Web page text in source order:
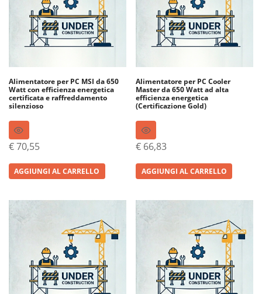
Alimentatore per PC MSI da 650
Watt con efficienza energetica
certificata e raffreddamento
silenzioso
€70,55
AGGIUNGI AL CARRELLO
Alimentatore per PC Cooler
Master da 650 Watt ad alta
efficienza energetica
(Certificazione Gold)
€ 66,83
AGGIUNGI AL CARRELLO